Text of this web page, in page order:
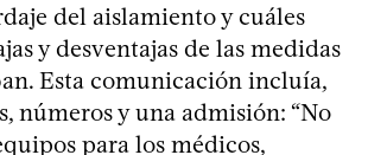
del aislamiento y cuáles
y desventajas de las medidas
Esta comunicación incluía,
números y una admisión: “No
para los médicos,